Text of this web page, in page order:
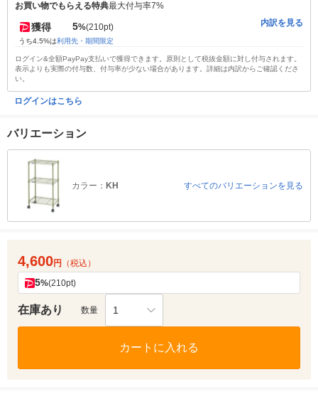
お買い物でもらえる特典最大付与率7%
獲得 5%(210pt)
うち4.5%は利用先・期間限定
内訳を見る
ログイン&全額PayPay支払いで獲得できます。原則として税抜金額に対し付与されます。
表示よりも実際の付与数、付与率が少ない場合があります。詳細は内訳からご確認くださ
い。
ログインはこちら
バリエーション
カラー： KH すべてのバリエーションを見る
4,600円 （税込）
5%(210pt)
在庫あり 数量 1
カートに入れる